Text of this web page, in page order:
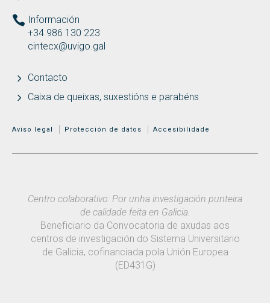
Información
+34 986 130 223
cintecx@uvigo.gal
Contacto
Caixa de queixas, suxestións e parabéns
MENÚ ADICIONAL
Aviso legal Protección de datos Accesibilidade
Centro colaborativo: Por unha investigación punteira
de calidade feita en Galicia.
Beneficiario da Convocatoria de axudas aos
centros de investigación do Sistema Universitario
de Galicia, cofinanciada pola Unión Europea
(ED431G)